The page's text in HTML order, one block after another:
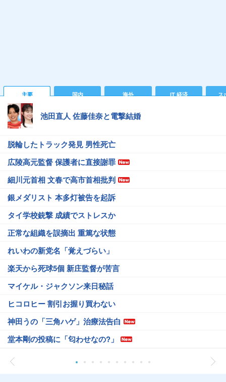
主要 国内 海外 IT 経済 ス
池田直人 佐藤佳奈と電撃結婚
脱輪したトラック発見 男性死亡
広陵高元監督 保護者に直接謝罪
細川元首相 文春で高市首相批判
銀メダリスト 本多灯被告を起訴
タイ学校銃撃 成績でストレスか
正常な組織を誤摘出 重篤な状態
れいわの新党名「覚えづらい」
楽天から死球5個 新庄監督が苦言
マイケル・ジャクソン来日秘話
ヒコロヒー 割引お握り買わない
神田うの「三角ハゲ」治療法告白
堂本剛の投稿に「匂わせなの?」